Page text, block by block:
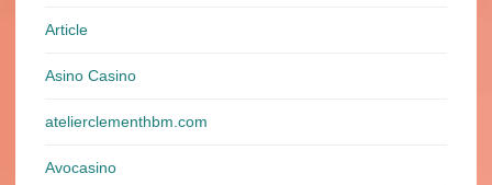
Article
Asino Casino
atelierclementhbm.com
Avocasino